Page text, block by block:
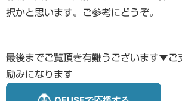
択かと思います。ご参考にどうぞ。
最後までご覧頂き有難うございます▼ご
励みになります